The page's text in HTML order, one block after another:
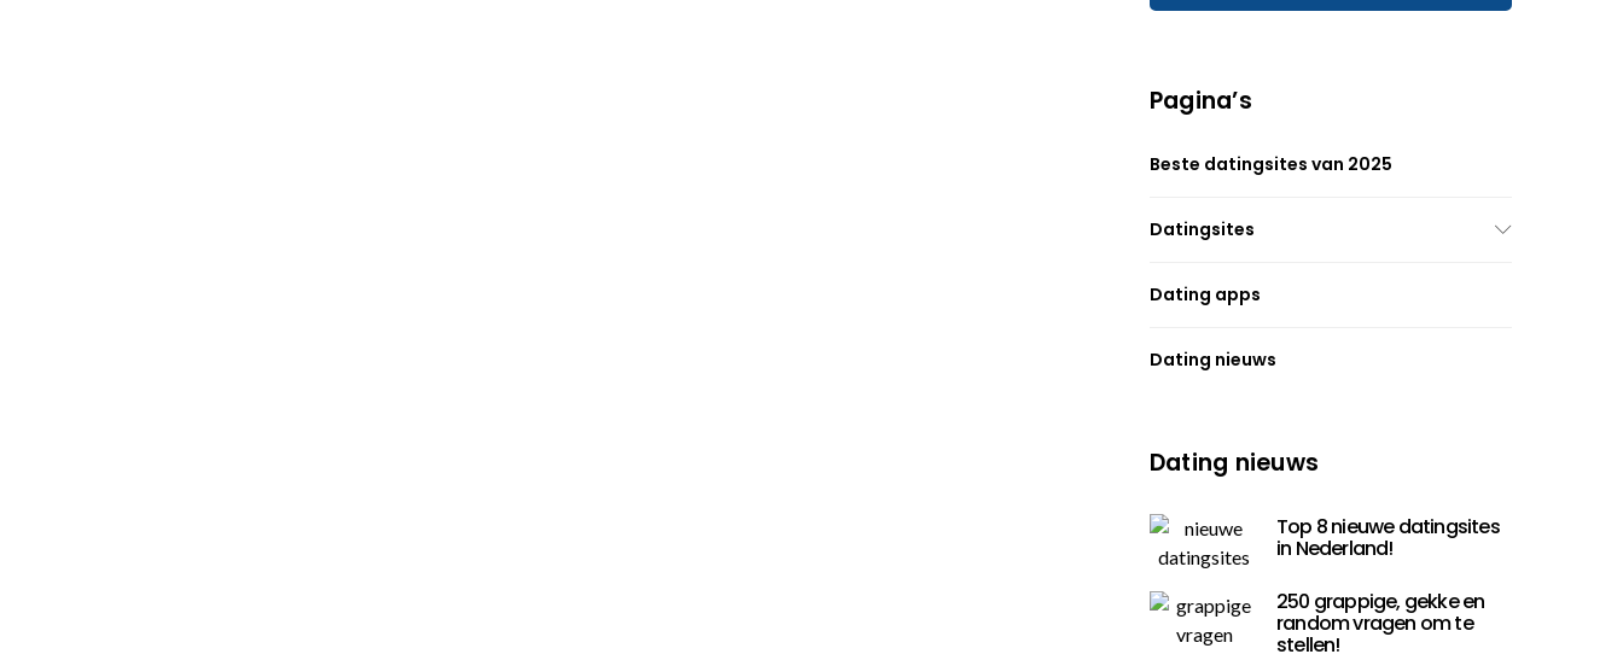
Pagina’s
Beste datingsites van 2025
Datingsites
Dating apps
Dating nieuws
Dating nieuws
Top 8 nieuwe datingsites
in Nederland!
250 grappige, gekke en
random vragen om te
stellen!